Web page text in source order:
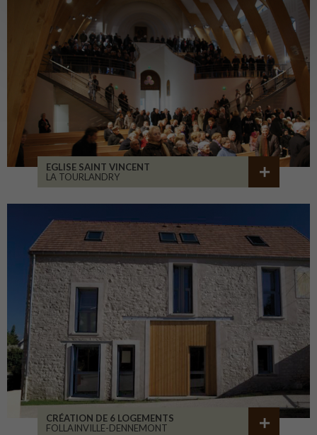
EGLISE SAINT VINCENT
LA TOURLANDRY
CRÉATION DE 6 LOGEMENTS
FOLLAINVILLE-DENNEMONT